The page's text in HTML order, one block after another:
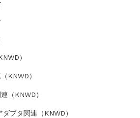
）
KNWD）
（KNWD）
ダプタ関連（KNWD）